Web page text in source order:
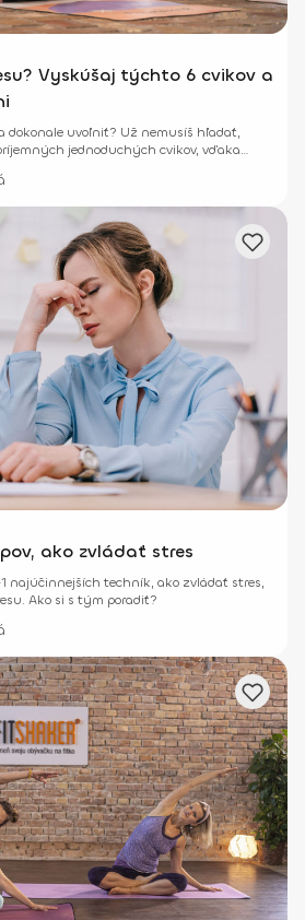
Vyskúšaj týchto 6 cvikov a
dokonale uvoľniť? Už nemusíš hľadať,
jednoduchých cvikov, vďaka
sa stresu.
ako zvládať stres
najúčinnejších techník, ako zvládať stres,
Ako si s tým poradiť?